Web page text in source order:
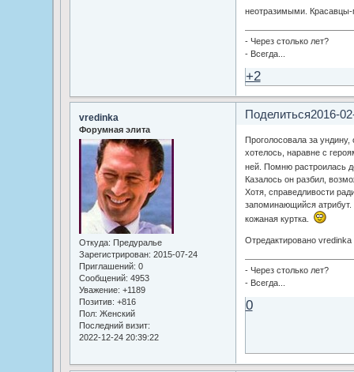
неотразимыми.
- Через столько лет?
- Всегда...
+2
Поделиться2016-
vredinka
Форумная элита
Откуда: Предуралье
Зарегистрирован: 2015-07-24
Приглашений: 0
Сообщений: 4953
Уважение: +1189
Позитив: +816
Пол: Женский
Последний визит:
2022-12-24 20:39:22
Проголосовала за
хотелось, наравне с
ней. Помню растроилась
Казалось он разбил,
Хотя, справедливости
запоминающийся
кожаная куртка.
Отредактировано
- Через столько лет?
- Всегда...
0